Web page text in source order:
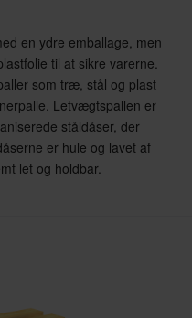
en ydre emballage, men
til at sikre varerne.
som træ, stål og plast
Letvægtspallen er
ståldåser, der
er hule og lavet af
let og holdbar.